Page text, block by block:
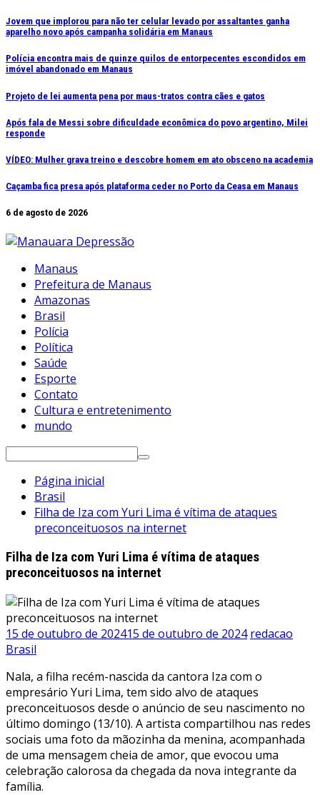
Ir
para
o
conteúdo
Jovem que implorou para não ter celular levado por assaltantes ganha
aparelho novo após campanha solidária em Manaus
Polícia encontra mais de quinze quilos de entorpecentes escondidos em
imóvel abandonado em Manaus
Projeto de lei aumenta pena por maus-tratos contra cães e gatos
Após fala de Messi sobre dificuldade econômica do povo argentino, Milei
responde
VÍDEO: Mulher grava treino e descobre homem em ato obsceno na academia
Caçamba fica presa após plataforma ceder no Porto da Ceasa em Manaus
6 de agosto de 2026
Manaus
Prefeitura de Manaus
Amazonas
Brasil
Polícia
Política
Saúde
Esporte
Contato
Cultura e entretenimento
mundo
Pesquisar
Página inicial
Brasil
Filha de Iza com Yuri Lima é vítima de ataques
preconceituosos na internet
Filha de Iza com Yuri Lima é vítima de ataques
preconceituosos na internet
15 de outubro de 202415 de outubro de 2024 redacao
Brasil
Nala, a filha recém-nascida da cantora Iza com o
empresário Yuri Lima, tem sido alvo de ataques
preconceituosos desde o anúncio de seu nascimento no
último domingo (13/10). A artista compartilhou nas redes
sociais uma foto da mãozinha da menina, acompanhada
de uma mensagem cheia de amor, que evocou uma
celebração calorosa da chegada da nova integrante da
família.